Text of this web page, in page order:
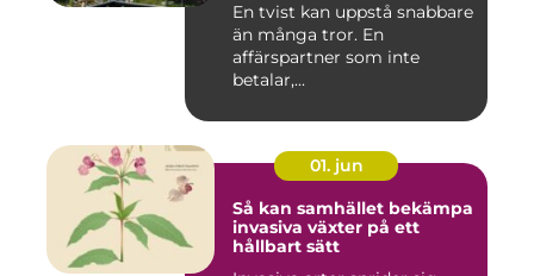
En tvist kan uppstå snabbare
än många tror. En
affärspartner som inte
betalar,...
01. jun
Så kan samhället bekämpa
invasiva växter på ett
hållbart sätt